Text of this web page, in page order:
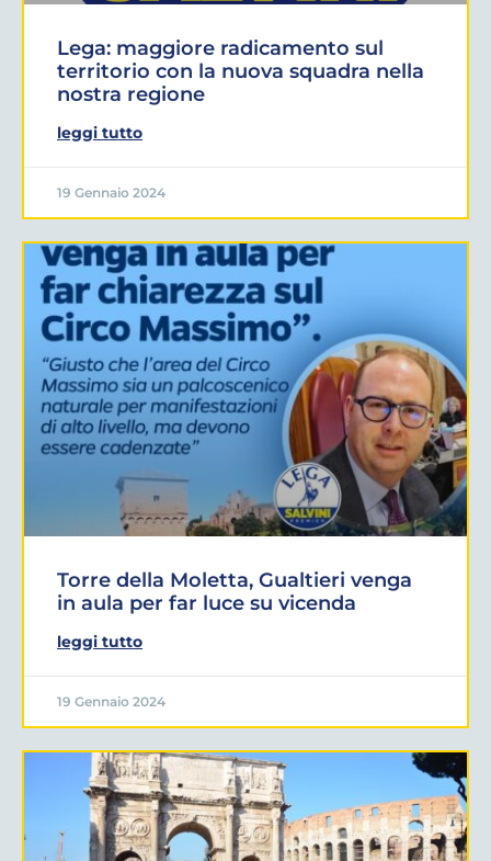
Lega: maggiore radicamento sul
territorio con la nuova squadra nella
nostra regione
leggi tutto
19 Gennaio 2024
Torre della Moletta, Gualtieri venga
in aula per far luce su vicenda
leggi tutto
19 Gennaio 2024